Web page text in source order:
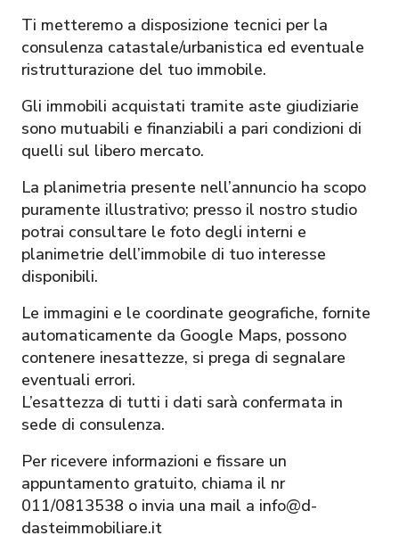
Ti metteremo a disposizione tecnici per la
consulenza catastale/urbanistica ed eventuale
ristrutturazione del tuo immobile.
Gli immobili acquistati tramite aste giudiziarie
sono mutuabili e finanziabili a pari condizioni di
quelli sul libero mercato.
La planimetria presente nell’annuncio ha scopo
puramente illustrativo; presso il nostro studio
potrai consultare le foto degli interni e
planimetrie dell’immobile di tuo interesse
disponibili.
Le immagini e le coordinate geografiche, fornite
automaticamente da Google Maps, possono
contenere inesattezze, si prega di segnalare
eventuali errori.
L’esattezza di tutti i dati sarà confermata in
sede di consulenza.
Per ricevere informazioni e fissare un
appuntamento gratuito, chiama il nr
011/0813538 o invia una mail a info@d-
dasteimmobiliare.it